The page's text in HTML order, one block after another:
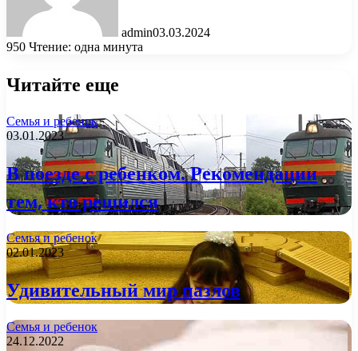
admin03.03.2024
950 Чтение: одна минута
Читайте еще
Семья и ребенок
03.01.2023
В поезде с ребенком. Рекомендации
тем, кто решился
Семья и ребенок
02.01.2023
Удивительный мир пазлов
Семья и ребенок
24.12.2022